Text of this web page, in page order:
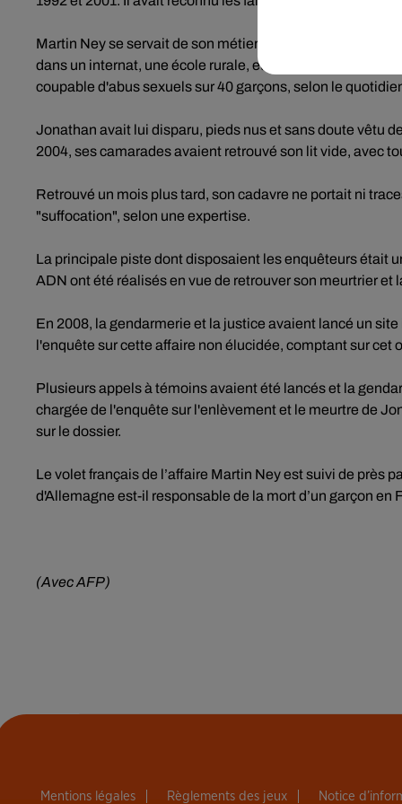
Martin Ney se servait de son métier d'éducateur pour
dans un internat, une école rurale, et un campement de
coupable d'abus sexuels sur 40 garçons, selon le
Jonathan avait lui disparu, pieds nus et sans doute vêtu
2004, ses camarades avaient retrouvé son lit vide, avec
Retrouvé un mois plus tard, son cadavre ne portait ni
"suffocation", selon une expertise.
La principale piste dont disposaient les enquêteurs était
ADN ont été réalisés en vue de retrouver son meurtrier
En 2008, la gendarmerie et la justice avaient lancé un
l'enquête sur cette affaire non élucidée, comptant sur
Plusieurs appels à témoins avaient été lancés et la
chargée de l'enquête sur l'enlèvement et le meurtre de
sur le dossier.
Le volet français de l’affaire Martin Ney est suivi de près
d'Allemagne est-il responsable de la mort d’un garçon
(Avec AFP)
Mentions légales Règlements des jeux Notice